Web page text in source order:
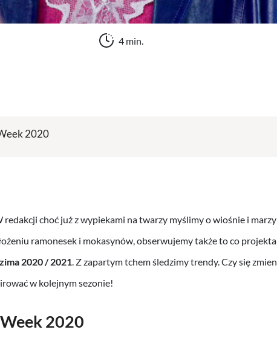
4 min.
2020
redakcji choć już z wypiekami na twarzy myślimy o wiośnie i
ramonesek i mokasynów, obserwujemy także to co
2020 / 2021. Z zapartym tchem śledzimy trendy. Czy się
w kolejnym sezonie!
2020